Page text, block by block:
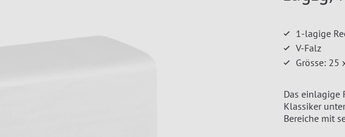
1-lagige
V-Falz
Grösse: 25
Das einlagige
Klassiker
Bereiche mit